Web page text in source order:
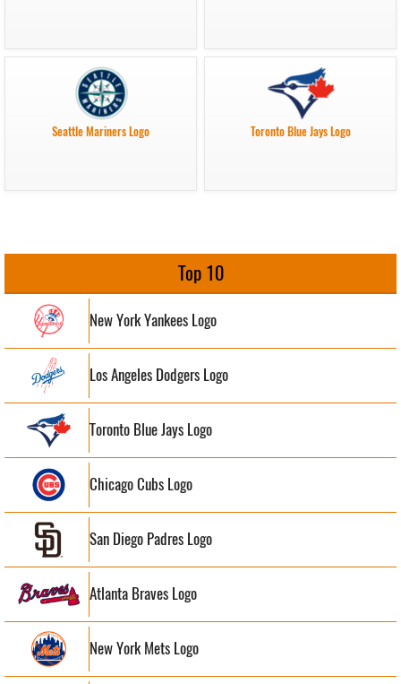
Seattle Mariners Logo Toronto Blue Jays Logo
Top 10
New York Yankees Logo
Los Angeles Dodgers Logo
Toronto Blue Jays Logo
Chicago Cubs Logo
San Diego Padres Logo
Atlanta Braves Logo
New York Mets Logo